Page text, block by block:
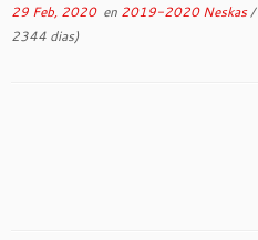
29 Feb, 2020en 2019-2020 Neskas/
2344 dias)